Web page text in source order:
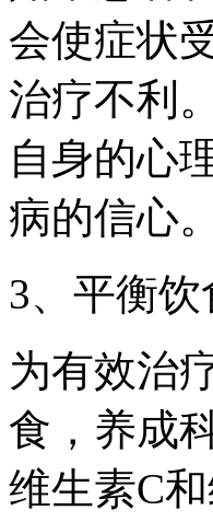
会使症状
治疗不利
自身的心
病的信心。
3、平衡饮
为有效治
食，养成
维生素C